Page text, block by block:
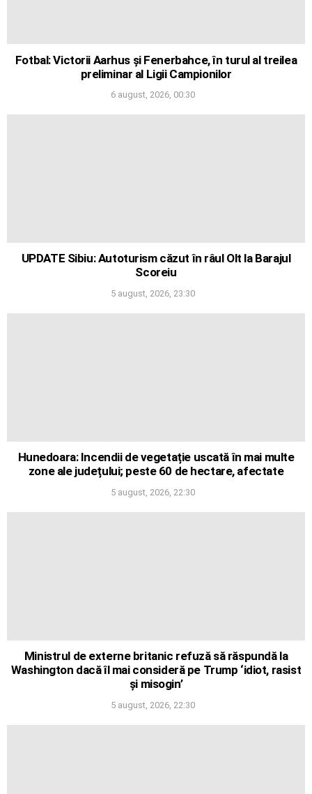
Fotbal: Victorii Aarhus și Fenerbahce, în turul al treilea
preliminar al Ligii Campionilor
6 august, 2026, 00:30
UPDATE Sibiu: Autoturism căzut în râul Olt la Barajul
Scoreiu
5 august, 2026, 23:30
Hunedoara: Incendii de vegetație uscată în mai multe
zone ale județului; peste 60 de hectare, afectate
5 august, 2026, 22:30
Ministrul de externe britanic refuză să răspundă la
Washington dacă îl mai consideră pe Trump ‘idiot, rasist
și misogin’
5 august, 2026, 22:30